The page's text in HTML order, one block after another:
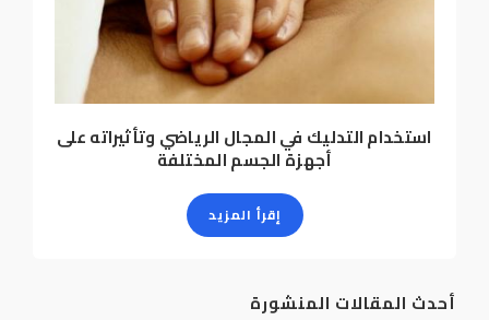
استخدام التدليك في المجال الرياضي وتأثيراته على
أجهزة الجسم المختلفة
إقرأ المزيد
أحدث المقالات المنشورة